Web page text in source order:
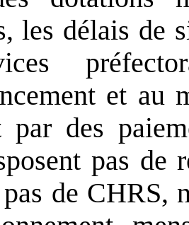
les délais de
et au
par des
pas de
de CHRS,